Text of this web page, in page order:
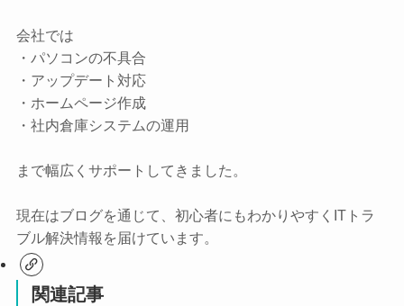
会社では
・パソコンの不具合
・アップデート対応
・ホームページ作成
・社内倉庫システムの運用
まで幅広くサポートしてきました。
現在はブログを通じて、初心者にもわかりやすくITトラ
ブル解決情報を届けています。
関連記事